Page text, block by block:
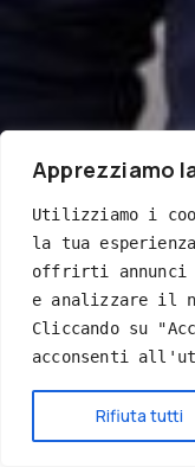
Apprezziamo
Utilizziamo i
la tua
offrirti annunci
e analizzare il
Cliccando su
acconsenti
Rifiuta tutti